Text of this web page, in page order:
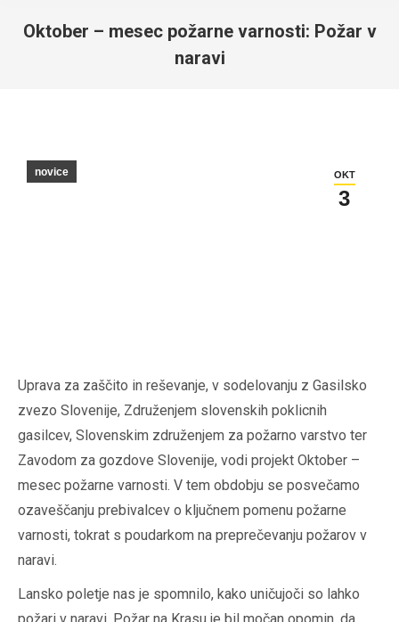
Oktober – mesec požarne varnosti: Požar v
naravi
OKT
3
novice
Uprava za zaščito in reševanje, v sodelovanju z Gasilsko
zvezo Slovenije, Združenjem slovenskih poklicnih
gasilcev, Slovenskim združenjem za požarno varstvo ter
Zavodom za gozdove Slovenije, vodi projekt Oktober –
mesec požarne varnosti. V tem obdobju se posvečamo
ozaveščanju prebivalcev o ključnem pomenu požarne
varnosti, tokrat s poudarkom na preprečevanju požarov v
naravi.
Lansko poletje nas je spomnilo, kako uničujoči so lahko